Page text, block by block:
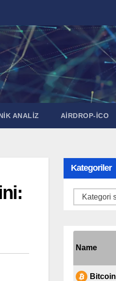
ANALİZ AİRDROP-İCO
Kategoriler
Kategoriler
Name
Bitcoin